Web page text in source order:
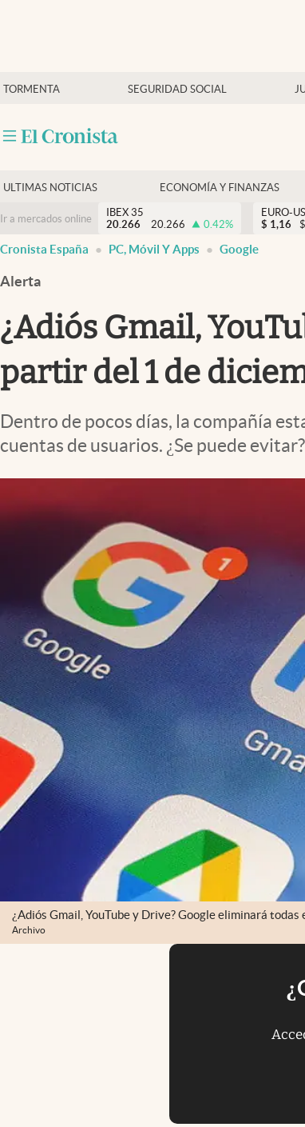
TORMENTA SEGURIDAD SOCIAL
Economía y finanzas
Criptomonedas
ULTIMAS NOTICIAS ECONOMÍA Y FINANZAS
Ir a mercados online
IBEX 35
20.266
20.266 0.42%
EURO-
$ 1,16 $
Cronista España PC, Móvil Y Apps Google
Alerta
¿Adiós Gmail,
partir del 1 de
Dentro de pocos días, la compañía
cuentas de usuarios. ¿Se puede evitar?
¿Adiós Gmail, YouTube y Drive? Google eliminará
Archivo